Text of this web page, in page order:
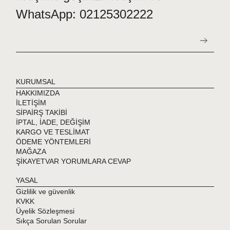
WhatsApp: 02125302222
KURUMSAL
HAKKIMIZDA
İLETİŞİM
SİPAİRŞ TAKİBİ
İPTAL, İADE, DEĞİŞİM
KARGO VE TESLİMAT
ÖDEME YÖNTEMLERİ
MAĞAZA
ŞİKAYETVAR YORUMLARA CEVAP
YASAL
Gizlilik ve güvenlik
KVKK
Üyelik Sözleşmesi
Sıkça Sorulan Sorular